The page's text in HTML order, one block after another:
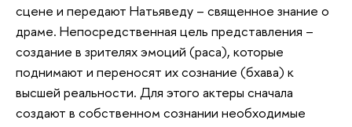
сцене и передают Натьяведу – священное знание о
драме. Непосредственная цель представления –
создание в зрителях эмоций (раса), которые
поднимают и переносят их сознание (бхава) к
высшей реальности. Для этого актеры сначала
создают в собственном сознании необходимые